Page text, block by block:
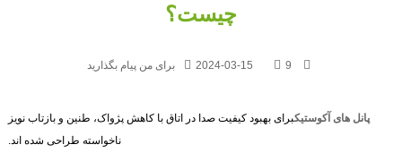
چیست؟
2024-03-15 9 برای من پیام بگذارید
پانل های آکوستیکبرای بهبود کیفیت صدا در اتاق با کاهش پژواک، طنین و بازتاب نویز
ناخواسته طراحی شده اند.